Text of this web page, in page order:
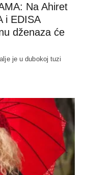
Na Ahiret
i EDISA
dženaza će
je u dubokoj tuzi